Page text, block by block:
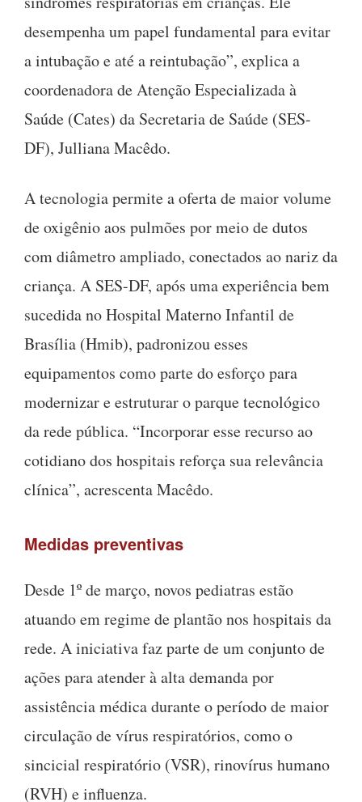
desempenha um papel fundamental para evitar
a intubação e até a reintubação”, explica a
coordenadora de Atenção Especializada à
Saúde (Cates) da Secretaria de Saúde (SES-
DF), Julliana Macêdo.
A tecnologia permite a oferta de maior volume
de oxigênio aos pulmões por meio de dutos
com diâmetro ampliado, conectados ao nariz da
criança. A SES-DF, após uma experiência bem
sucedida no Hospital Materno Infantil de
Brasília (Hmib), padronizou esses
equipamentos como parte do esforço para
modernizar e estruturar o parque tecnológico
da rede pública. “Incorporar esse recurso ao
cotidiano dos hospitais reforça sua relevância
clínica”, acrescenta Macêdo.
Medidas preventivas
Desde 1º de março, novos pediatras estão
atuando em regime de plantão nos hospitais da
rede. A iniciativa faz parte de um conjunto de
ações para atender à alta demanda por
assistência médica durante o período de maior
circulação de vírus respiratórios, como o
sincicial respiratório (VSR), rinovírus humano
(RVH) e influenza.